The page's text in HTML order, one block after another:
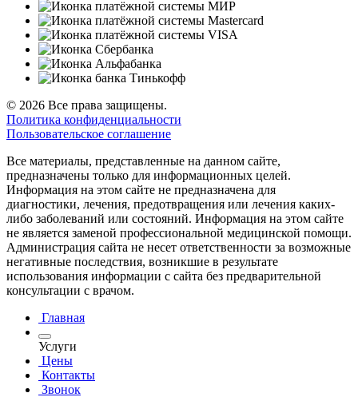
© 2026 Все права защищены.
Политика конфиденциальности
Пользовательское соглашение
Все материалы, представленные на данном сайте,
предназначены только для информационных целей.
Информация на этом сайте не предназначена для
диагностики, лечения, предотвращения или лечения каких-
либо заболеваний или состояний. Информация на этом сайте
не является заменой профессиональной медицинской помощи.
Администрация сайта не несет ответственности за возможные
негативные последствия, возникшие в результате
использования информации с сайта без предварительной
консультации с врачом.
Главная
Услуги
Цены
Контакты
Звонок